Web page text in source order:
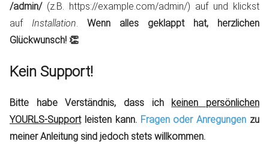
/admin/(z.B. https://example.com/admin/) auf und klickst
auf Installation. Wenn alles geklappt hat, herzlichen
Glückwunsch! 👏
Kein Support!
Bitte habe Verständnis, dass ich keinen persönlichen
YOURLS-Supportleisten kann. Fragen oder Anregungen zu
meiner Anleitung sind jedoch stets willkommen.